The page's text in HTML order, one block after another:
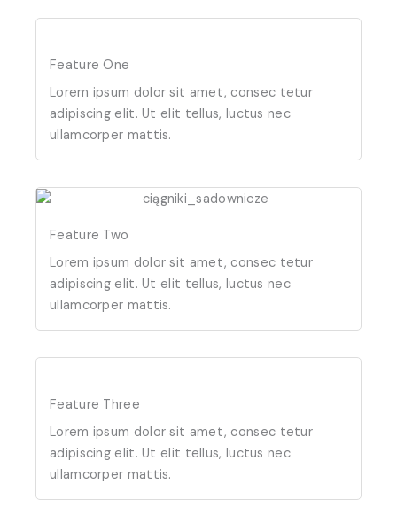
Feature One
Lorem ipsum dolor sit amet, consec tetur
adipiscing elit. Ut elit tellus, luctus nec
ullamcorper mattis.
Feature Two
Lorem ipsum dolor sit amet, consec tetur
adipiscing elit. Ut elit tellus, luctus nec
ullamcorper mattis.
Feature Three
Lorem ipsum dolor sit amet, consec tetur
adipiscing elit. Ut elit tellus, luctus nec
ullamcorper mattis.